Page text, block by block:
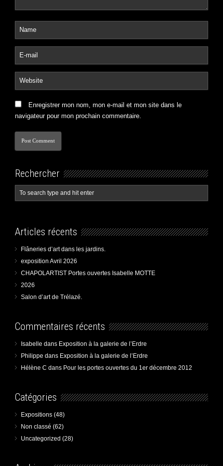
Enregistrer mon nom, mon e-mail et mon site dans le
navigateur pour mon prochain commentaire.
Rechercher
Articles récents
Flâneries d’art dans les jardins.
exposition Avril 2026
CHAPOLARTIST Portes ouvertes Isabelle MOTTE
2026
Salon d’art de Trélazé.
Commentaires récents
Isabelle dans Exposition à la galerie de l’Erdre
Philippe dans Exposition à la galerie de l’Erdre
Hélène C dans Pour les portes ouvertes du 1er décembre 2012
Catégories
Expositions (48)
Non classé (62)
Uncategorized (28)